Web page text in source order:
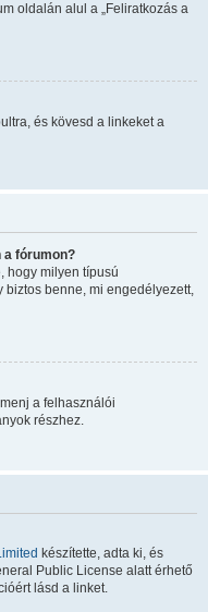
oldalán alul a „Feliratkozás a
és kövesd a linkeket a
a fórumon?
hogy milyen típusú
benne, mi engedélyezett,
a felhasználói
részhez.
készítette, adta ki, és
Public License alatt érhető
lásd a linket.